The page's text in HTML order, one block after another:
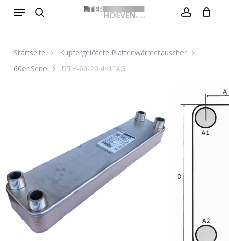
Menu
Startseite
Kupfergelötete Plattenwärmetauscher
60er Serie
DTH-60-20 4×1″AG